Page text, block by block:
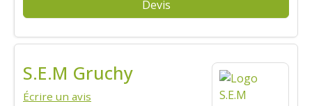
Devis
S.E.M Gruchy
Écrire un avis